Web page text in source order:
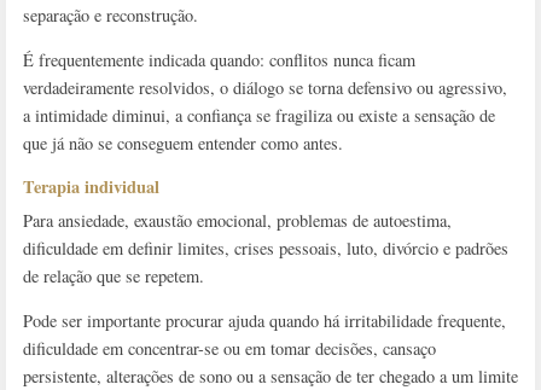
separação e reconstrução.
É frequentemente indicada quando: conflitos nunca ficam
verdadeiramente resolvidos, o diálogo se torna defensivo ou agressivo,
a intimidade diminui, a confiança se fragiliza ou existe a sensação de
que já não se conseguem entender como antes.
Terapia individual
Para ansiedade, exaustão emocional, problemas de autoestima,
dificuldade em definir limites, crises pessoais, luto, divórcio e padrões
de relação que se repetem.
Pode ser importante procurar ajuda quando há irritabilidade frequente,
dificuldade em concentrar-se ou em tomar decisões, cansaço
persistente, alterações de sono ou a sensação de ter chegado a um limite